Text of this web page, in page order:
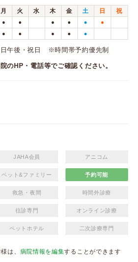
月 火 水 木 金 土 日
祝
● ● ● ● ● ●
● ● ● ● ●
午後・祝日 ※時間帯予約優先制
のHP・電話等でご確認ください。
JAHA会員 アニコム
ペット&ファミリー 予約可能
救急・夜間 時間外診療
往診専門 オンライン診療
ペットホテル 二次診療専門
は、 病院情報を編集することができます